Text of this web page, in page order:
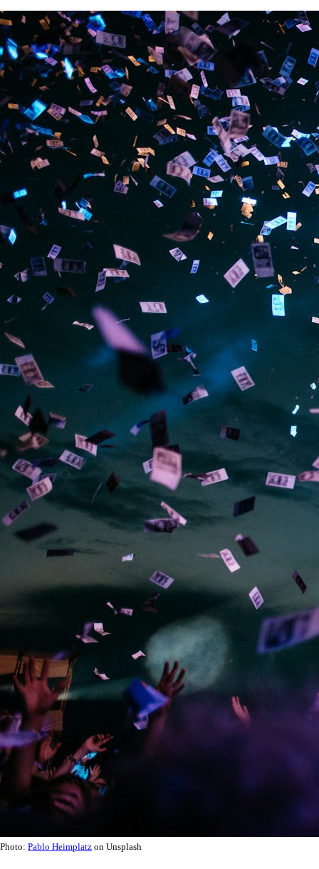
Photo: Pablo Heimplatz on Unsplash